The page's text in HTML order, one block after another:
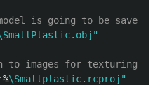
is going to be saved,
images for texturing
\Smallplastic.rcproj"